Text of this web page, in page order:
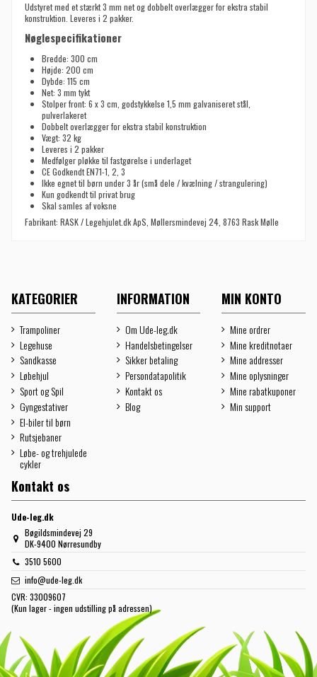
Udstyret med et stærkt 3 mm net og dobbelt overlægger for ekstra stabil
konstruktion. Leveres i 2 pakker.
Nøglespecifikationer
Bredde: 300 cm
Højde: 200 cm
Dybde: 115 cm
Net: 3 mm tykt
Stolper front: 6 x 3 cm, godstykkelse 1,5 mm galvaniseret stål,
pulverlakeret
Dobbelt overlægger for ekstra stabil konstruktion
Vægt: 32 kg
Leveres i 2 pakker
Medfølger pløkke til fastgørelse i underlaget
CE Godkendt EN71-1, 2, 3
Ikke egnet til børn under 3 år (små dele / kvælning / strangulering)
Kun godkendt til privat brug
Skal samles af voksne
Fabrikant: RASK / Legehjulet.dk ApS, Møllersmindevej 24, 8763 Rask Mølle
KATEGORIER
Trampoliner
Legehuse
Sandkasse
Løbehjul
Sport og Spil
Gyngestativer
El-biler til børn
Rutsjebaner
Løbe- og trehjulede
cykler
INFORMATION
Om Ude-leg.dk
Handelsbetingelser
Sikker betaling
Persondatapolitik
Kontakt os
Blog
MIN KONTO
Mine ordrer
Mine kreditnotaer
Mine addresser
Mine oplysninger
Mine rabatkuponer
Min support
Kontakt os
Ude-leg.dk
Bøgildsmindevej 29
DK-9400 Nørresundby
3510 5600
info@ude-leg.dk
CVR: 33009607
(Kun lager - ingen udstilling på adressen)